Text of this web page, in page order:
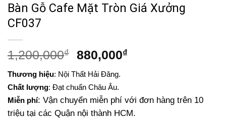
Bàn Gỗ Cafe Mặt Tròn Giá Xưởng
CF037
1,200,000₫
Giá
là:
1,200,000₫.
880,000₫Giá
880,000₫.
Thương hiệu: Nội Thất Hải Đăng.
Chất lượng: Đạt chuẩn Châu Âu.
Miễn phí: Vận chuyển miễn phí với đơn hàng trên 10
triệu tại các Quận nội thành HCM.